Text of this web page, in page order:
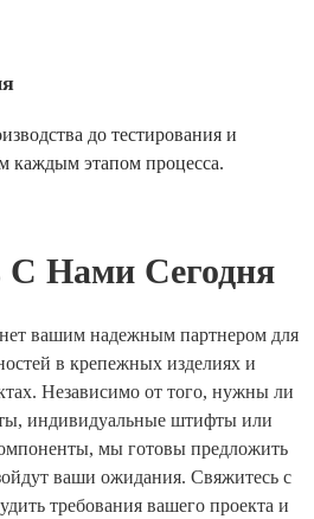
до тестирования и
каждым этапом процесса.
С Нами Сегодня
вашим надежным партнером для
в крепежных изделиях и
Независимо от того, нужны ли
индивидуальные штифты или
мы готовы предложить
ваши ожидания. Свяжитесь с
требования вашего проекта и